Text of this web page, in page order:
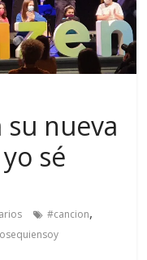
nueva
sé
#cancion,